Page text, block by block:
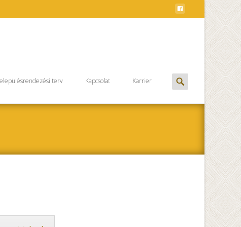
terv Kapcsolat Karrier
Keresés
erre: